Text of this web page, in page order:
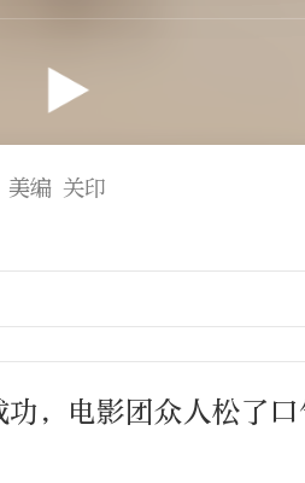
美编 关印
，电影团众人松了